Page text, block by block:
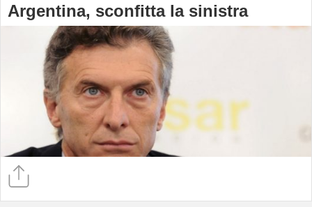
Argentina, sconfitta la sinistra